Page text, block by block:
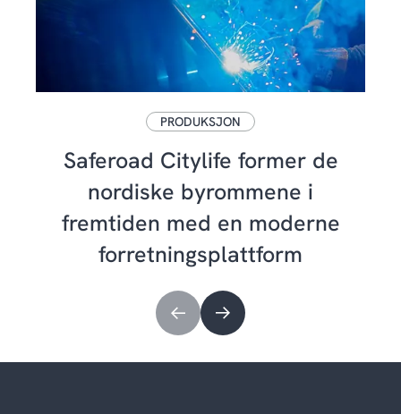
PRODUKSJON
Saferoad Citylife former de
nordiske byrommene i
fremtiden med en moderne
forretningsplattform